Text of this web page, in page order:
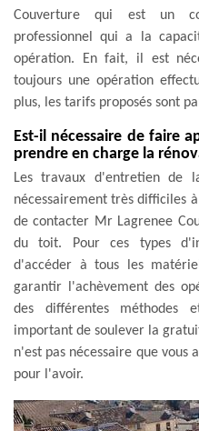
Couverture qui est un
professionnel qui a la
opération. En fait, il est
toujours une opération
plus, les tarifs proposés sont
Est-il nécessaire de faire
prendre en charge la
Les travaux d'entretien de
nécessairement très difficiles
de contacter Mr Lagrenee
du toit. Pour ces types
d'accéder à tous les
garantir l'achèvement des
des différentes méthodes
important de soulever la
n'est pas nécessaire que vous
pour l'avoir.